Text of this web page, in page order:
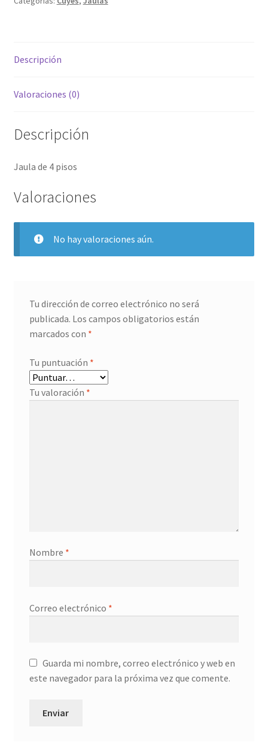
Descripción
Valoraciones (0)
Descripción
Jaula de 4 pisos
Valoraciones
No hay valoraciones aún.
Tu dirección de correo electrónico no será
publicada. Los campos obligatorios están
marcados con *
Tu puntuación *
Tu valoración *
Nombre *
Correo electrónico *
Guarda mi nombre, correo electrónico y web en
este navegador para la próxima vez que comente.